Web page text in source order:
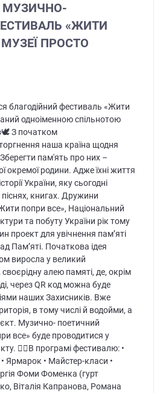
МУЗИЧНО-
«ЖИТИ
ПРОСТО
благодійний фестиваль «Жити
одноіменною спільнотою
З початком
наша країна щодня
пам'ять про них –
окремої родини. Адже їхні життя
України, яку сьогодні
книгах. Дружини
попри все», Національний
та побуту України рік тому
проект для увічнення памʼяті
Пам’яті. Початкова ідея
виросла у великий
алею памяті, де, окрім
через QR код можна буде
наших Захисників. Вже
в тому числі й водойми, а
Музично- поетичний
все» буде проводитися у
👉🏻В програмі фестивалю: •
Ярмарок • Майстер-класи •
Фоми Фоменка (гурт
Віталія Капранова, Романа